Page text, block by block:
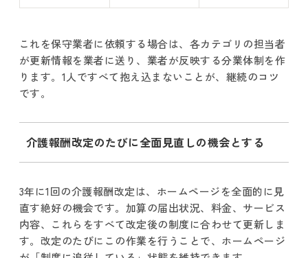
これを保守業者に依頼する場合は、各カテゴリの担当者
が更新情報を業者に送り、業者が反映する分業体制を作
ります。1人ですべて抱え込まないことが、継続のコツ
です。
介護報酬改定のたびに全面見直しの機会とする
3年に1回の介護報酬改定は、ホームページを全面的に見
直す絶好の機会です。加算の届出状況、料金、サービス
内容、これらをすべて改定後の制度に合わせて更新しま
す。改定のたびにこの作業を行うことで、ホームページ